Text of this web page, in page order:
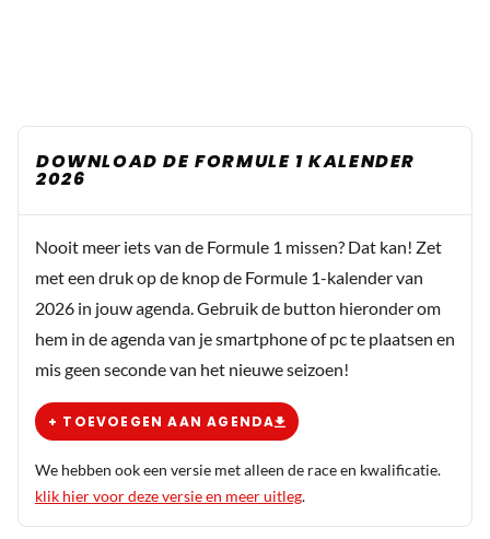
DOWNLOAD DE FORMULE 1 KALENDER
2026
Nooit meer iets van de Formule 1 missen? Dat kan! Zet
met een druk op de knop de Formule 1-kalender van
2026 in jouw agenda. Gebruik de button hieronder om
hem in de agenda van je smartphone of pc te plaatsen en
mis geen seconde van het nieuwe seizoen!
+ TOEVOEGEN AAN AGENDA
We hebben ook een versie met alleen de race en kwalificatie.
klik hier voor deze versie en meer uitleg.